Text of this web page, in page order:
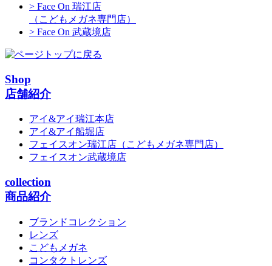
> Face On 瑞江店
（こどもメガネ専門店）
> Face On 武蔵境店
Shop
店舗紹介
アイ&アイ瑞江本店
アイ&アイ船堀店
フェイスオン瑞江店 （こどもメガネ専門店）
フェイスオン武蔵境店
collection
商品紹介
ブランドコレクション
レンズ
こどもメガネ
コンタクトレンズ